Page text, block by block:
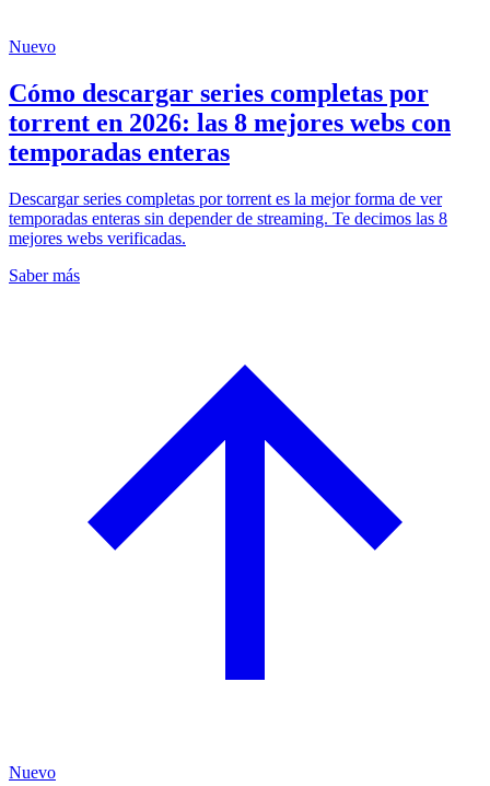
Nuevo
Cómo descargar series completas por
torrent en 2026: las 8 mejores webs con
temporadas enteras
Descargar series completas por torrent es la mejor forma de ver
temporadas enteras sin depender de streaming. Te decimos las 8
mejores webs verificadas.
Saber más
Nuevo